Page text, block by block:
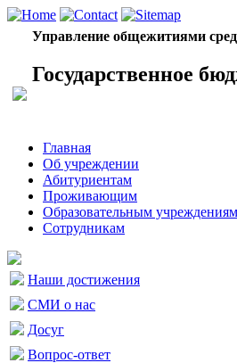
Управление общежитиями
Государственное
Главная
Об учреждении
Абитуриентам
Проживающим
Образовательным учреждениям
Сотрудникам
Наши достижения
СМИ о нас
Досуг
Вопрос-ответ